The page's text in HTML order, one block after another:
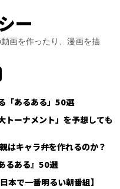
ー
画を作ったり、漫画を描
「あるある」50選
トーナメント」を予想しても
はキャラ弁を作れるのか？
るある』50選
本で一番明るい朝番組】